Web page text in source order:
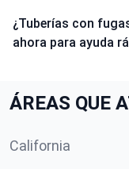
¿Tuberías con
ahora para ayuda
ÁREAS QUE
California